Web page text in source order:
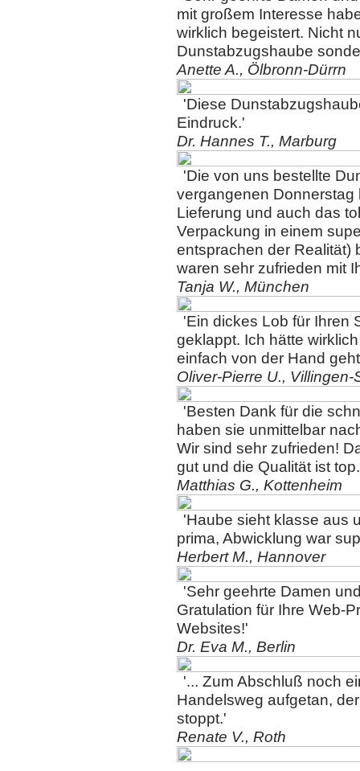
mit großem Interesse
wirklich begeistert. Nicht
Dunstabzugshaube
Anette A., Ölbronn-Dürrn
'Diese
Eindruck.'
Dr. Hannes T., Marburg
'Die von uns bestellte
vergangenen
Lieferung und auch das
Verpackung in einem
entsprachen der Realität)
waren sehr zufrieden mit
Tanja W., München
'Ein dickes Lob für Ihren
geklappt. Ich hätte
einfach von der Hand
Oliver-Pierre U.,
'Besten Dank für die
haben sie unmittelbar
Wir sind sehr zufrieden!
gut und die Qualität ist
Matthias G., Kottenheim
'Haube sieht klasse aus
prima, Abwicklung war
Herbert M., Hannover
'Sehr geehrte Damen
Gratulation für Ihre Web-
Websites!'
Dr. Eva M., Berlin
'... Zum Abschluß noch
Handelsweg aufgetan,
stoppt.'
Renate V., Roth